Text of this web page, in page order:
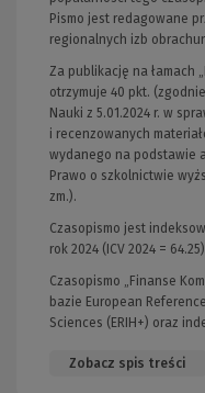
Pismo jest redagowane
regionalnych izb
Za publikację na łamach
otrzymuje 40 pkt.
Nauki z 5.01.2024 r. w
i recenzowanych
wydanego na podstawie
Prawo o szkolnictwie
zm.).
Czasopismo jest
rok 2024 (ICV 2024 =
Czasopismo „Finanse
bazie European
Sciences (ERIH+) oraz
Zobacz spis treści